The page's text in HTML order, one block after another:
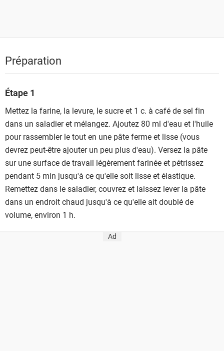
Préparation
Étape 1
Mettez la farine, la levure, le sucre et 1 c. à café de sel fin
dans un saladier et mélangez. Ajoutez 80 ml d'eau et l'huile
pour rassembler le tout en une pâte ferme et lisse (vous
devrez peut-être ajouter un peu plus d'eau). Versez la pâte
sur une surface de travail légèrement farinée et pétrissez
pendant 5 min jusqu'à ce qu'elle soit lisse et élastique.
Remettez dans le saladier, couvrez et laissez lever la pâte
dans un endroit chaud jusqu'à ce qu'elle ait doublé de
volume, environ 1 h.
Ad